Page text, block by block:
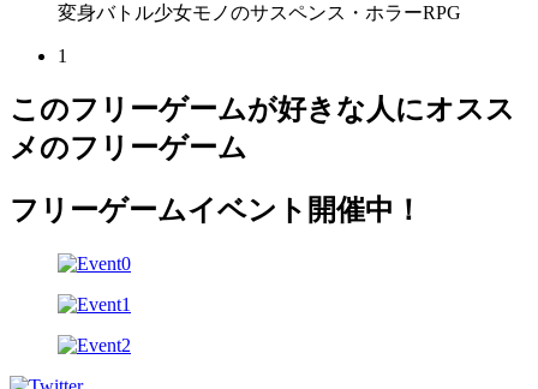
変身バトル少女モノのサスペンス・ホラーRPG
1
このフリーゲームが好きな人にオスス
メのフリーゲーム
フリーゲームイベント開催中！